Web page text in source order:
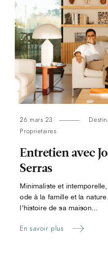
26 mars 23
Proprietaires
Entretien avec
Serras
Minimaliste et
ode à la famille et la
l’histoire de sa maison...
En savoir plus